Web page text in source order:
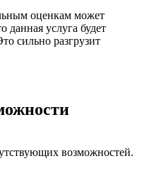
оценкам может
данная услуга будет
сильно разгрузит
возможностей.